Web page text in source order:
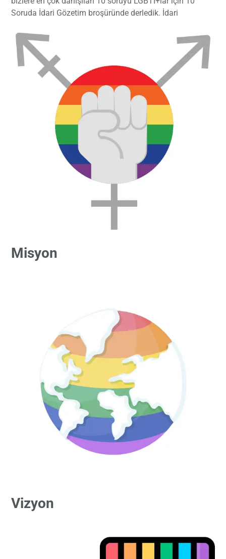
Soruda İdari Gözetim broşüründe derledik. İdari
Misyon
Vizyon